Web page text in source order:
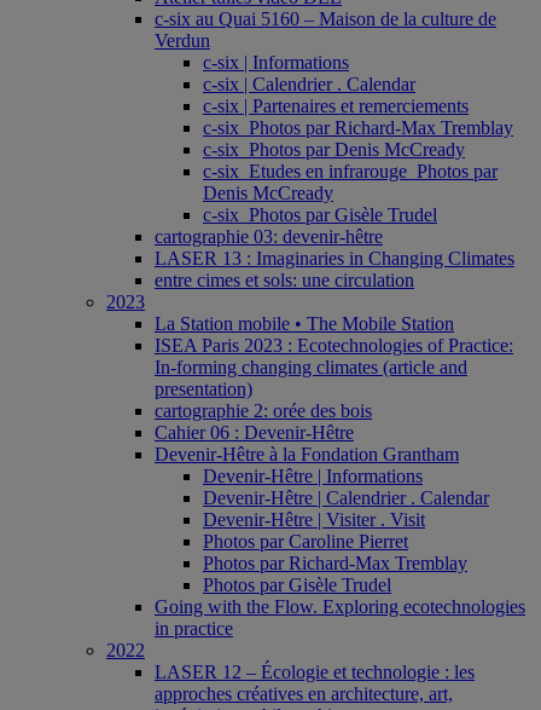
c-six au Quai 5160 – Maison de la culture de
Verdun
c-six | Informations
c-six | Calendrier . Calendar
c-six | Partenaires et remerciements
c-six_Photos par Richard-Max Tremblay
c-six_Photos par Denis McCready
c-six_Etudes en infrarouge_Photos par
Denis McCready
c-six_Photos par Gisèle Trudel
cartographie 03: devenir-hêtre
LASER 13 : Imaginaries in Changing Climates
entre cimes et sols: une circulation
2023
La Station mobile • The Mobile Station
ISEA Paris 2023 : Ecotechnologies of Practice:
In-forming changing climates (article and
presentation)
cartographie 2: orée des bois
Cahier 06 : Devenir-Hêtre
Devenir-Hêtre à la Fondation Grantham
Devenir-Hêtre | Informations
Devenir-Hêtre | Calendrier . Calendar
Devenir-Hêtre | Visiter . Visit
Photos par Caroline Pierret
Photos par Richard-Max Tremblay
Photos par Gisèle Trudel
Going with the Flow. Exploring ecotechnologies
in practice
2022
LASER 12 – Écologie et technologie : les
approches créatives en architecture, art,